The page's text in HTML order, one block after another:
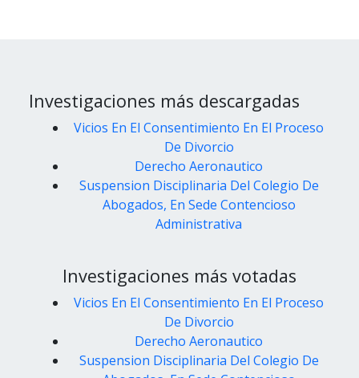
Investigaciones más descargadas
Vicios En El Consentimiento En El Proceso
De Divorcio
Derecho Aeronautico
Suspension Disciplinaria Del Colegio De
Abogados, En Sede Contencioso
Administrativa
Investigaciones más votadas
Vicios En El Consentimiento En El Proceso
De Divorcio
Derecho Aeronautico
Suspension Disciplinaria Del Colegio De